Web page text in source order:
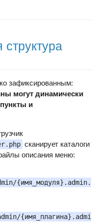
зафиксированным:
могут динамически
и
сканирует каталоги
описания меню:
{имя_модуля}.admin.
{имя_плагина}.admi